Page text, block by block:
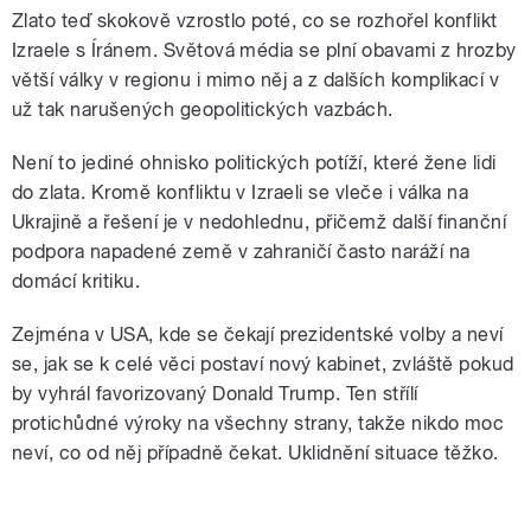
Zlato teď skokově vzrostlo poté, co se rozhořel konflikt
Izraele s Íránem. Světová média se plní obavami z hrozby
větší války v regionu i mimo něj a z dalších komplikací v
už tak narušených geopolitických vazbách.
Není to jediné ohnisko politických potíží, které žene lidi
do zlata. Kromě konfliktu v Izraeli se vleče i válka na
Ukrajině a řešení je v nedohlednu, přičemž další finanční
podpora napadené země v zahraničí často naráží na
domácí kritiku.
Zejména v USA, kde se čekají prezidentské volby a neví
se, jak se k celé věci postaví nový kabinet, zvláště pokud
by vyhrál favorizovaný Donald Trump. Ten střílí
protichůdné výroky na všechny strany, takže nikdo moc
neví, co od něj případně čekat. Uklidnění situace těžko.